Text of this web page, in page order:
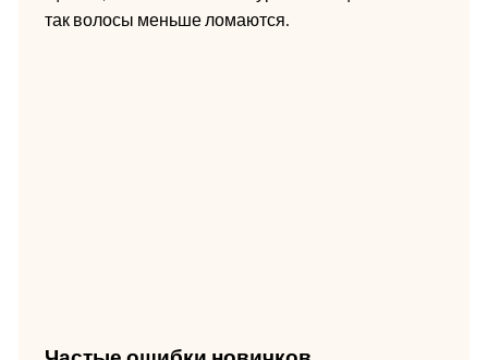
так волосы меньше ломаются.